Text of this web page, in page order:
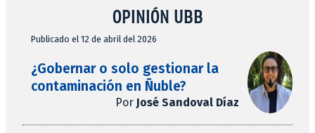
OPINIÓN UBB
Publicado el 12 de abril del 2026
¿Gobernar o solo gestionar la
contaminación en Ñuble?
Por José Sandoval Díaz